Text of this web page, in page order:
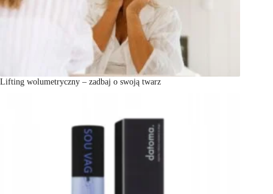
Lifting wolumetryczny – zadbaj o swoją twarz